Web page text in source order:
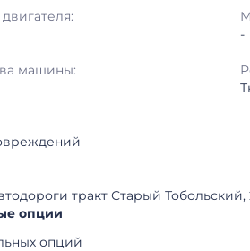
-
машины:
тракт Старый Тобольский,
опции
опций